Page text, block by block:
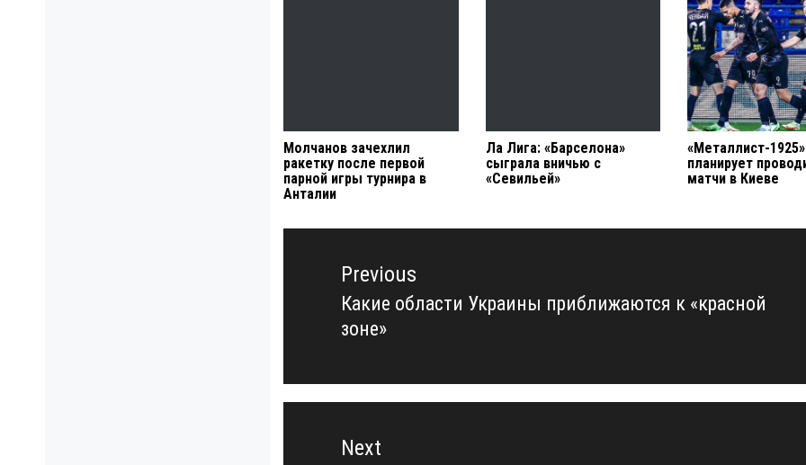
Молчанов зачехлил
ракетку после первой
парной игры турнира в
Анталии
Ла Лига: «Барселона»
сыграла вничью с
«Севильей»
«Металлист-1925»
планирует
матчи в Киеве
Навигация
записямPrevious
Previous
post:
Какие области Украины приближаются к «красной
зоне»
Next